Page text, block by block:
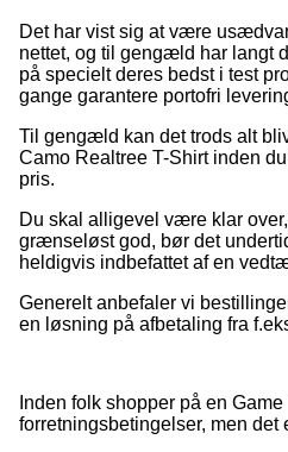
Det har vist sig at være
nettet, og til gengæld har langt
på specielt deres bedst i test
gange garantere portofri
Til gengæld kan det trods alt
Camo Realtree T-Shirt inden
pris.
Du skal alligevel være klar
grænseløst god, bør det
heldigvis indbefattet af en
Generelt anbefaler vi
en løsning på afbetaling fra
Inden folk shopper på en
forretningsbetingelser, men